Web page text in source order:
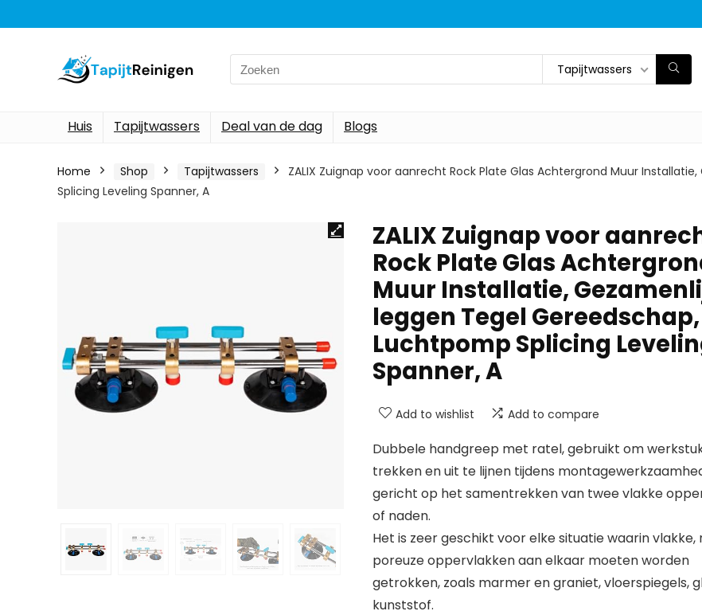
Search
for:
Tapijtwassers
Huis Tapijtwassers Deal van de dag Blogs
Home Shop Tapijtwassers
ZALIX Zuignap voor aanrecht Rock Plate Glas Achtergrond Muur
Splicing Leveling Spanner, A
ZALIX Zuignap voor
Rock Plate Glas
Muur Installatie,
leggen Tegel Gereedschap,
Luchtpomp Splicing
Spanner, A
Add to wishlist Add to compare
Dubbele handgreep met ratel, gebruikt om
trekken en uit te lijnen tijdens
gericht op het samentrekken van twee vlakke
of naden.
Het is zeer geschikt voor elke situatie waarin vlakke,
poreuze oppervlakken aan elkaar moeten worden
getrokken, zoals marmer en graniet, vloerspiegels,
kunststof.